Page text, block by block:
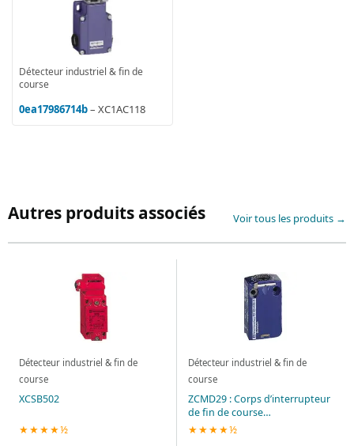
Détecteur industriel & fin de
course
0ea17986714b– XC1AC118
Autres produits associés Voir tous les produits →
Détecteur industriel & fin de
course
XCSB502
★★★★½
Détecteur industriel & fin de
course
ZCMD29 : Corps d’interrupteur
de fin de course
Telemecanique 6A 240V
★★★★½